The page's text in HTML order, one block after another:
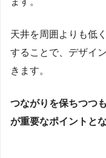
天井を周囲よりも低
することで、デザイ
きます。
つながりを保ちつつ
が重要なポイントとな